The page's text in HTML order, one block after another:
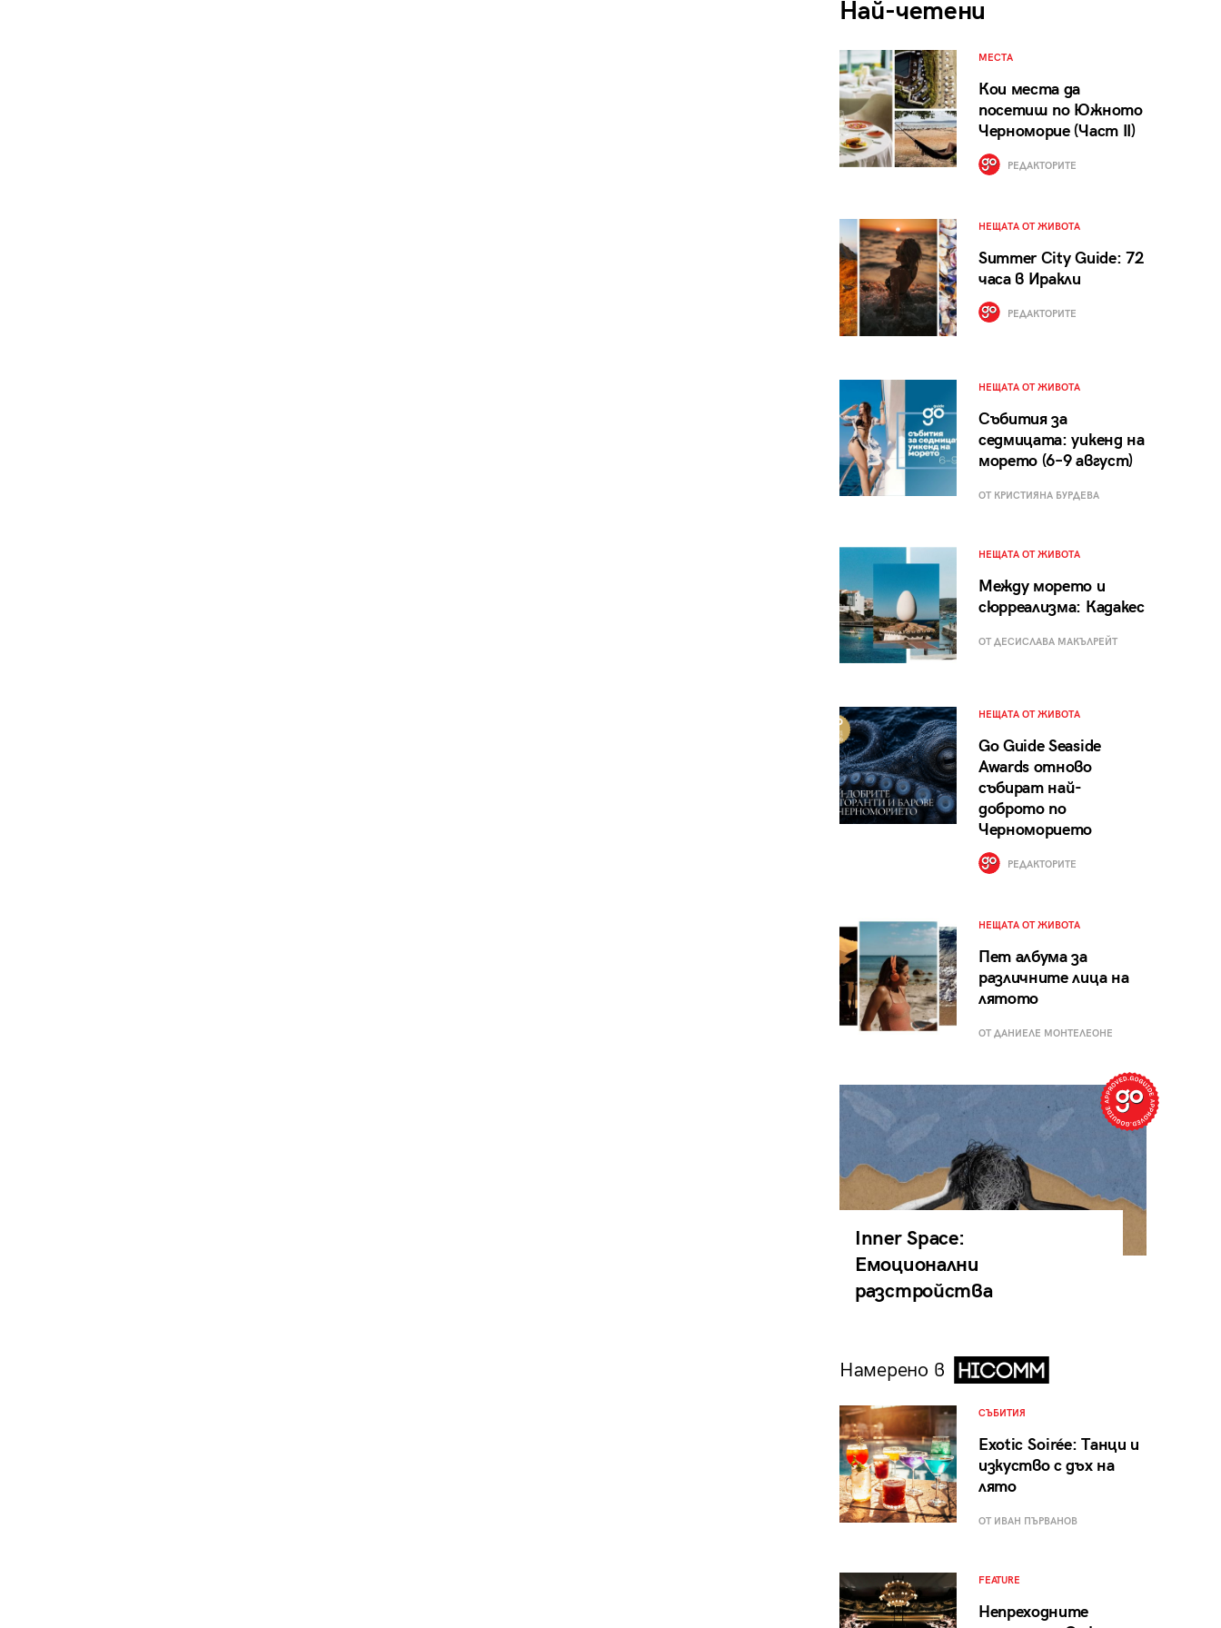
Най-четени
МЕСТА
Кои места да
посетиш по Южното
Черноморие (Част II)
РЕДАКТОРИТЕ
НЕЩАТА ОТ ЖИВОТА
Summer City Guide: 72
часа в Иракли
РЕДАКТОРИТЕ
НЕЩАТА ОТ ЖИВОТА
Събития за
седмицата: уикенд на
морето (6–9 август)
ОТ КРИСТИЯНА БУРДЕВА
НЕЩАТА ОТ ЖИВОТА
Между морето и
сюрреализма: Кадакес
ОТ ДЕСИСЛАВА МАКЪЛРЕЙТ
НЕЩАТА ОТ ЖИВОТА
Go Guide Seaside
Awards отново
събират най-
доброто по
Черноморието
РЕДАКТОРИТЕ
НЕЩАТА ОТ ЖИВОТА
Пет албума за
различните лица на
лятото
ОТ ДАНИЕЛЕ МОНТЕЛЕОНЕ
Inner Space:
Емоционални
разстройства
Намерено в
СЪБИТИЯ
Exotic Soirée: Танци и
изкуство с дъх на
лято
ОТ ИВАН ПЪРВАНОВ
FEATURE
Непреходните